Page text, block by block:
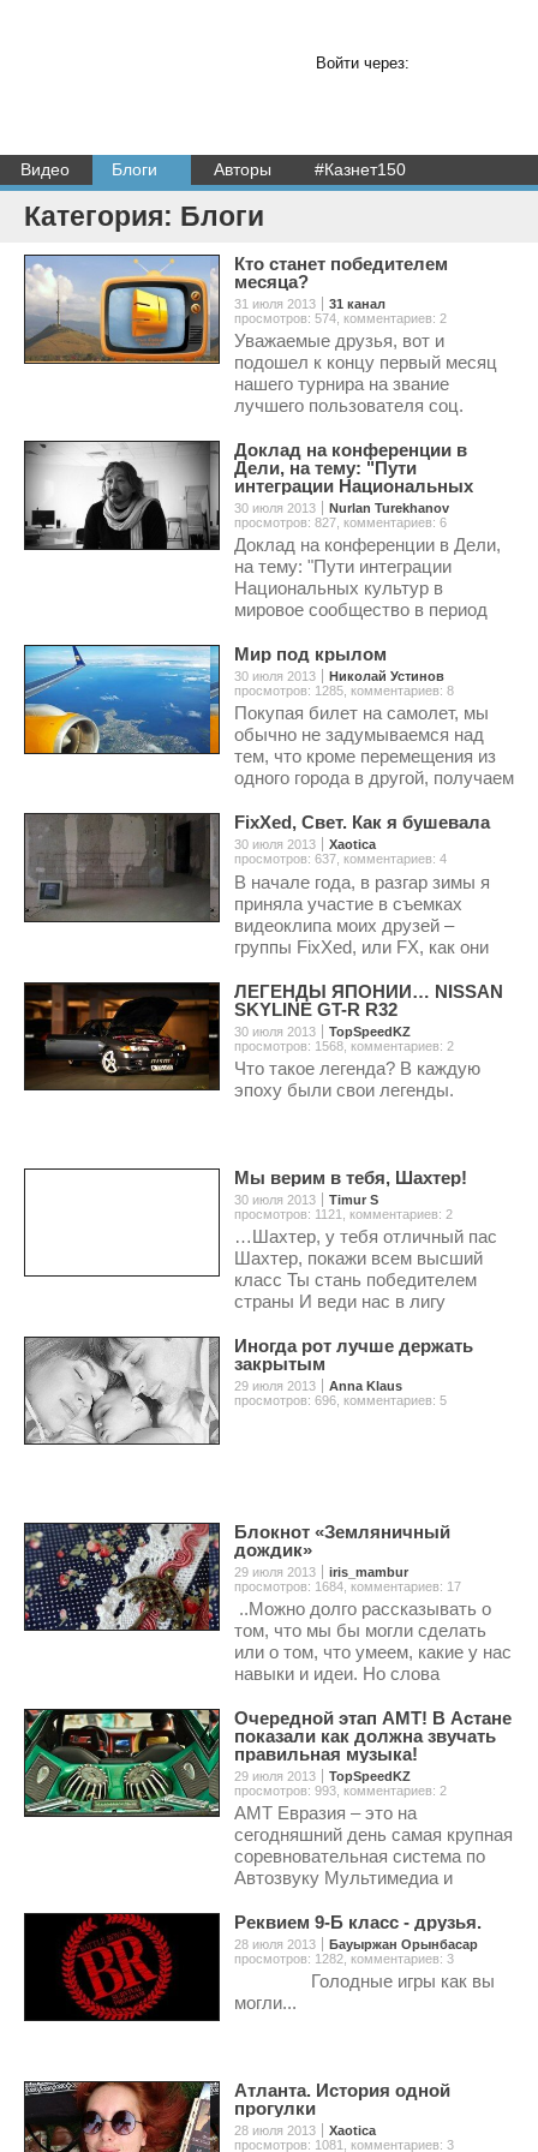
Видео Блоги Авторы #Казнет150
Войти через:
Категория: Блоги
Кто станет победителем
месяца?
31 июля 2013
31 канал
просмотров: 574, комментариев: 2
Уважаемые друзья, вот и
подошел к концу первый месяц
нашего турнира на звание
лучшего пользователя соц.
Доклад на конференции в
Дели, на тему: "Пути
интеграции Национальных
культур в мировое соо
30 июля 2013
Nurlan Turekhanov
просмотров: 827, комментариев: 6
Доклад на конференции в Дели,
на тему: "Пути интеграции
Национальных культур в
мировое сообщество в период
Мир под крылом
30 июля 2013
Николай Устинов
просмотров: 1285, комментариев: 8
Покупая билет на самолет, мы
обычно не задумываемся над
тем, что кроме перемещения из
одного города в другой, получаем
посмотреть на мир сверху.
FixXed, Свет. Как я бушевала
30 июля 2013
Xaotica
просмотров: 637, комментариев: 4
В начале года, в разгар зимы я
приняла участие в съемках
видеоклипа моих друзей –
группы FixXed, или FX, как они
ЛЕГЕНДЫ ЯПОНИИ… NISSAN
SKYLINE GT-R R32
30 июля 2013
TopSpeedKZ
просмотров: 1568, комментариев: 2
Что такое легенда? В каждую
эпоху были свои легенды.
Мы верим в тебя, Шахтер!
30 июля 2013
Timur S
просмотров: 1121
комментариев: 2
…Шахтер, у тебя отличный пас
Шахтер, покажи всем высший
класс Ты стань победителем
страны И веди нас в лигу
нас, добудь победу для нас….
Иногда рот лучше держать
закрытым
29 июля 2013
Anna Klaus
просмотров: 696, комментариев: 5
Блокнот «Земляничный
дождик»
29 июля 2013
iris_mambur
просмотров: 1684, комментариев: 17
..Можно долго рассказывать о
том, что мы бы могли сделать
или о том, что умеем, какие у нас
навыки и идеи. Но слова
и сделайте – молча, наедине с
самим собой. И в руках
останется вещь, которая скажет
больше вас.
Очередной этап АМТ! В Астане
показали как должна звучать
правильная музыка!
29 июля 2013
TopSpeedKZ
просмотров: 993, комментариев: 2
АМТ Евразия – это на
сегодняшний день самая крупная
соревновательная система по
Автозвуку Мультимедиа и
пространстве.
Реквием 9-Б класс - друзья.
28 июля 2013
Бауыржан Орынбасар
просмотров: 1282, комментариев: 3
Голодные игры как вы
могли...
Атланта. История одной
прогулки
28 июля 2013
Xaotica
просмотров: 1081
комментариев: 3